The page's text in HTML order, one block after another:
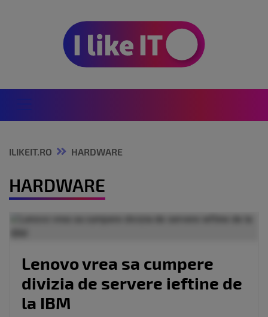
ILIKEIT.RO HARDWARE
HARDWARE
Lenovo vrea sa cumpere
divizia de servere ieftine de
la IBM